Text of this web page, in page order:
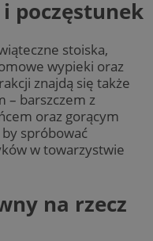
poczęstunek
stoiska,
wypieki oraz
znajdą się także
– barszczem z
oraz gorącym
spróbować
w towarzystwie
na rzecz